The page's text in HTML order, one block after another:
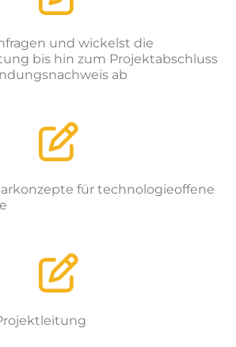
und wickelst die
bis hin zum Projektabschluss
ab
für technologieoffene